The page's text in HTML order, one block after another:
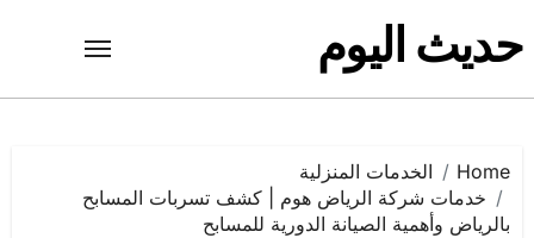
to
content
حديث اليوم
Home
الخدمات المنزلية
خدمات شركة الرياض هوم | كشف تسربات المسابح
بالرياض وأهمية الصيانة الدورية للمسابح